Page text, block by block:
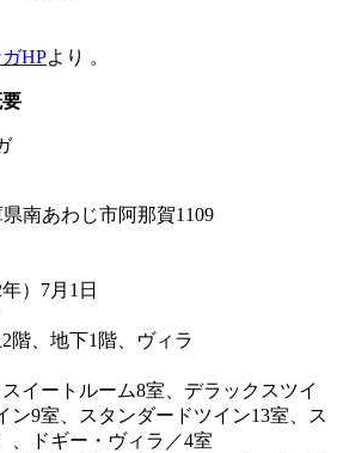
HPより 。
南あわじ市阿那賀1109
）7月1日
階、地下1階、ヴィラ
イートルーム8室、デラックスツイ
ン9室、スタンダードツイン13室、ス
、ドギー・ヴィラ／4室